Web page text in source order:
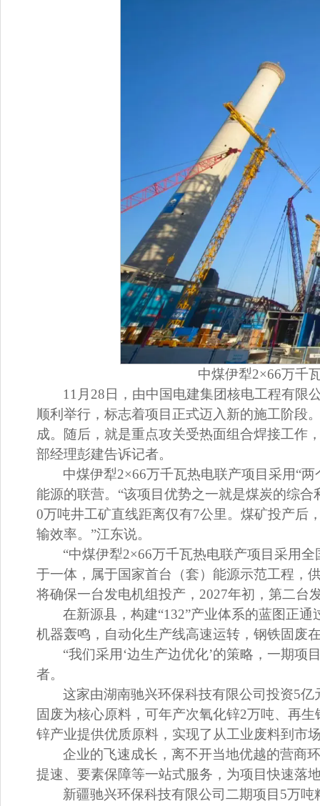
中煤伊犁2×66万千
11月28日，由中国电建集团核电工程有限
顺利举行，标志着项目正式迈入新的施工阶段
成。随后，就是重点攻关受热面组合焊接工作
部经理彭建告诉记者。
中煤伊犁2×66万千瓦热电联产项目采用“
能源的联营。“该项目优势之一就是煤炭的综
0万吨井工矿直线距离仅有7公里。煤矿投产后
输效率。”江东说。
“中煤伊犁2×66万千瓦热电联产项目采用
于一体，属于国家首台（套）能源示范工程，
将确保一台发电机组投产，2027年初，第二台
在新源县，构建“132”产业体系的蓝图正
机器轰鸣，自动化生产线高速运转，钢铁固废
“我们采用‘边生产边优化’的策略，一期
者。
这家由湖南驰兴环保科技有限公司投资5
固废为核心原料，可年产次氧化锌2万吨、再
锌产业提供优质原料，实现了从工业废料到市
企业的飞速成长，离不开当地优越的营商
提速、要素保障等一站式服务，为项目快速落
新疆驰兴环保科技有限公司二期项目5万